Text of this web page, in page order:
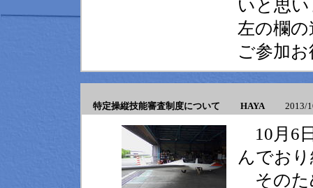
いと思
左の欄
ご参加
特定操縦技能審査制度について HAYA2013/10/
10月6
んでお
そのた